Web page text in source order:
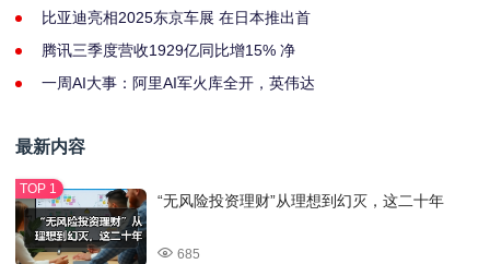
比亚迪亮相2025东京车展 在日本推出首
腾讯三季度营收1929亿同比增15% 净
一周AI大事：阿里AI军火库全开，英伟达
最新内容
“无风险投资理财”从理想到幻灭，这二十年
685